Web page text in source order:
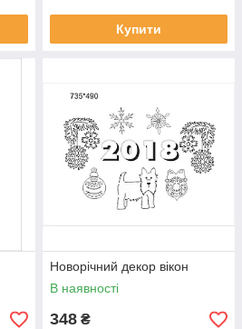
Купити
Новорічний декор вікон
В наявності
348 ₴